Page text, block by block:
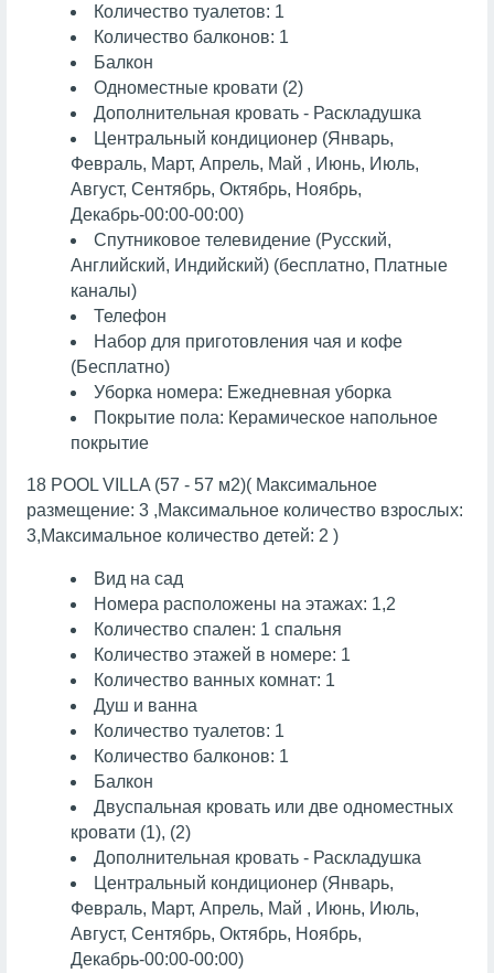
Количество туалетов: 1
Количество балконов: 1
Балкон
Одноместные кровати (2)
Дополнительная кровать - Раскладушка
Центральный кондиционер (Январь,
Февраль, Март, Апрель, Май , Июнь, Июль,
Август, Сентябрь, Октябрь, Ноябрь,
Декабрь-00:00-00:00)
Спутниковое телевидение (Русский,
Английский, Индийский) (бесплатно, Платные
каналы)
Телефон
Набор для приготовления чая и кофе
(Бесплатно)
Уборка номера: Ежедневная уборка
Покрытие пола: Керамическое напольное
покрытие
18 POOL VILLA (57 - 57 м2)( Максимальное
размещение: 3 ,Максимальное количество взрослых:
3,Максимальное количество детей: 2 )
Вид на сад
Номера расположены на этажах: 1,2
Количество спален: 1 спальня
Количество этажей в номере: 1
Количество ванных комнат: 1
Душ и ванна
Количество туалетов: 1
Количество балконов: 1
Балкон
Двуспальная кровать или две одноместных
кровати (1), (2)
Дополнительная кровать - Раскладушка
Центральный кондиционер (Январь,
Февраль, Март, Апрель, Май , Июнь, Июль,
Август, Сентябрь, Октябрь, Ноябрь,
Декабрь-00:00-00:00)